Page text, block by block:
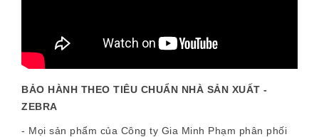
BẢO HÀNH THEO TIÊU CHUẨN NHÀ SẢN XUẤT -
ZEBRA
- Mọi sản phẩm của Công ty Gia Minh Phạm phân phối